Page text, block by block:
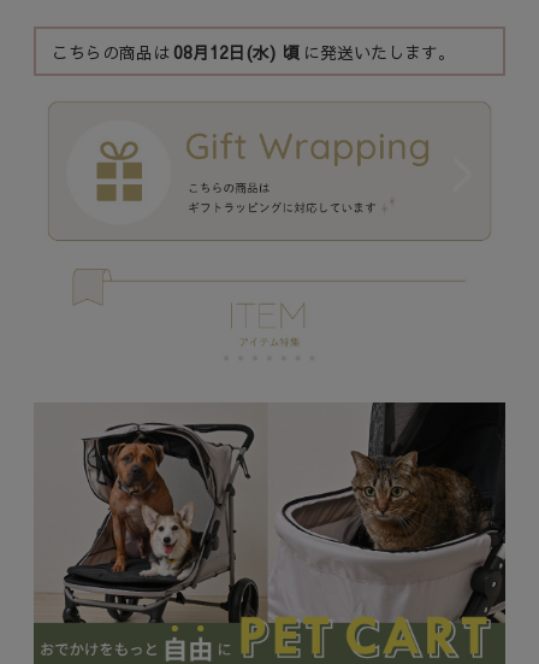
こちらの商品は08月12日(水) 頃 に発送いたします。